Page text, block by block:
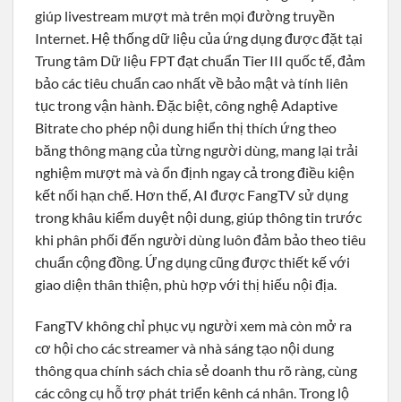
giúp livestream mượt mà trên mọi đường truyền
Internet. Hệ thống dữ liệu của ứng dụng được đặt tại
Trung tâm Dữ liệu FPT đạt chuẩn Tier III quốc tế, đảm
bảo các tiêu chuẩn cao nhất về bảo mật và tính liên
tục trong vận hành. Đặc biệt, công nghệ Adaptive
Bitrate cho phép nội dung hiển thị thích ứng theo
băng thông mạng của từng người dùng, mang lại trải
nghiệm mượt mà và ổn định ngay cả trong điều kiện
kết nối hạn chế. Hơn thế, AI được FangTV sử dụng
trong khâu kiểm duyệt nội dung, giúp thông tin trước
khi phân phối đến người dùng luôn đảm bảo theo tiêu
chuẩn cộng đồng. Ứng dụng cũng được thiết kế với
giao diện thân thiện, phù hợp với thị hiếu nội địa.
FangTV không chỉ phục vụ người xem mà còn mở ra
cơ hội cho các streamer và nhà sáng tạo nội dung
thông qua chính sách chia sẻ doanh thu rõ ràng, cùng
các công cụ hỗ trợ phát triển kênh cá nhân. Trong lộ